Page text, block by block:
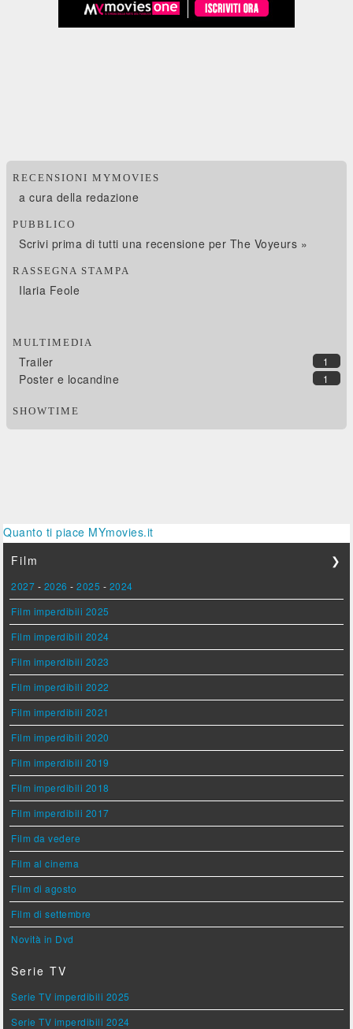
RECENSIONI MYMOVIES
a cura della redazione
PUBBLICO
Scrivi prima di tutti una recensione per The Voyeurs »
RASSEGNA STAMPA
Ilaria Feole
MULTIMEDIA
1
Trailer
1
Poster e locandine
SHOWTIME
Quanto ti piace MYmovies.it
Film
❯
2027 - 2026 -2025 - 2024
Film imperdibili 2025
Film imperdibili 2024
Film imperdibili 2023
Film imperdibili 2022
Film imperdibili 2021
Film imperdibili 2020
Film imperdibili 2019
Film imperdibili 2018
Film imperdibili 2017
Film da vedere
Film al cinema
Film di agosto
Film di settembre
Novità in Dvd
Serie TV
Serie TV imperdibili 2025
Serie TV imperdibili 2024